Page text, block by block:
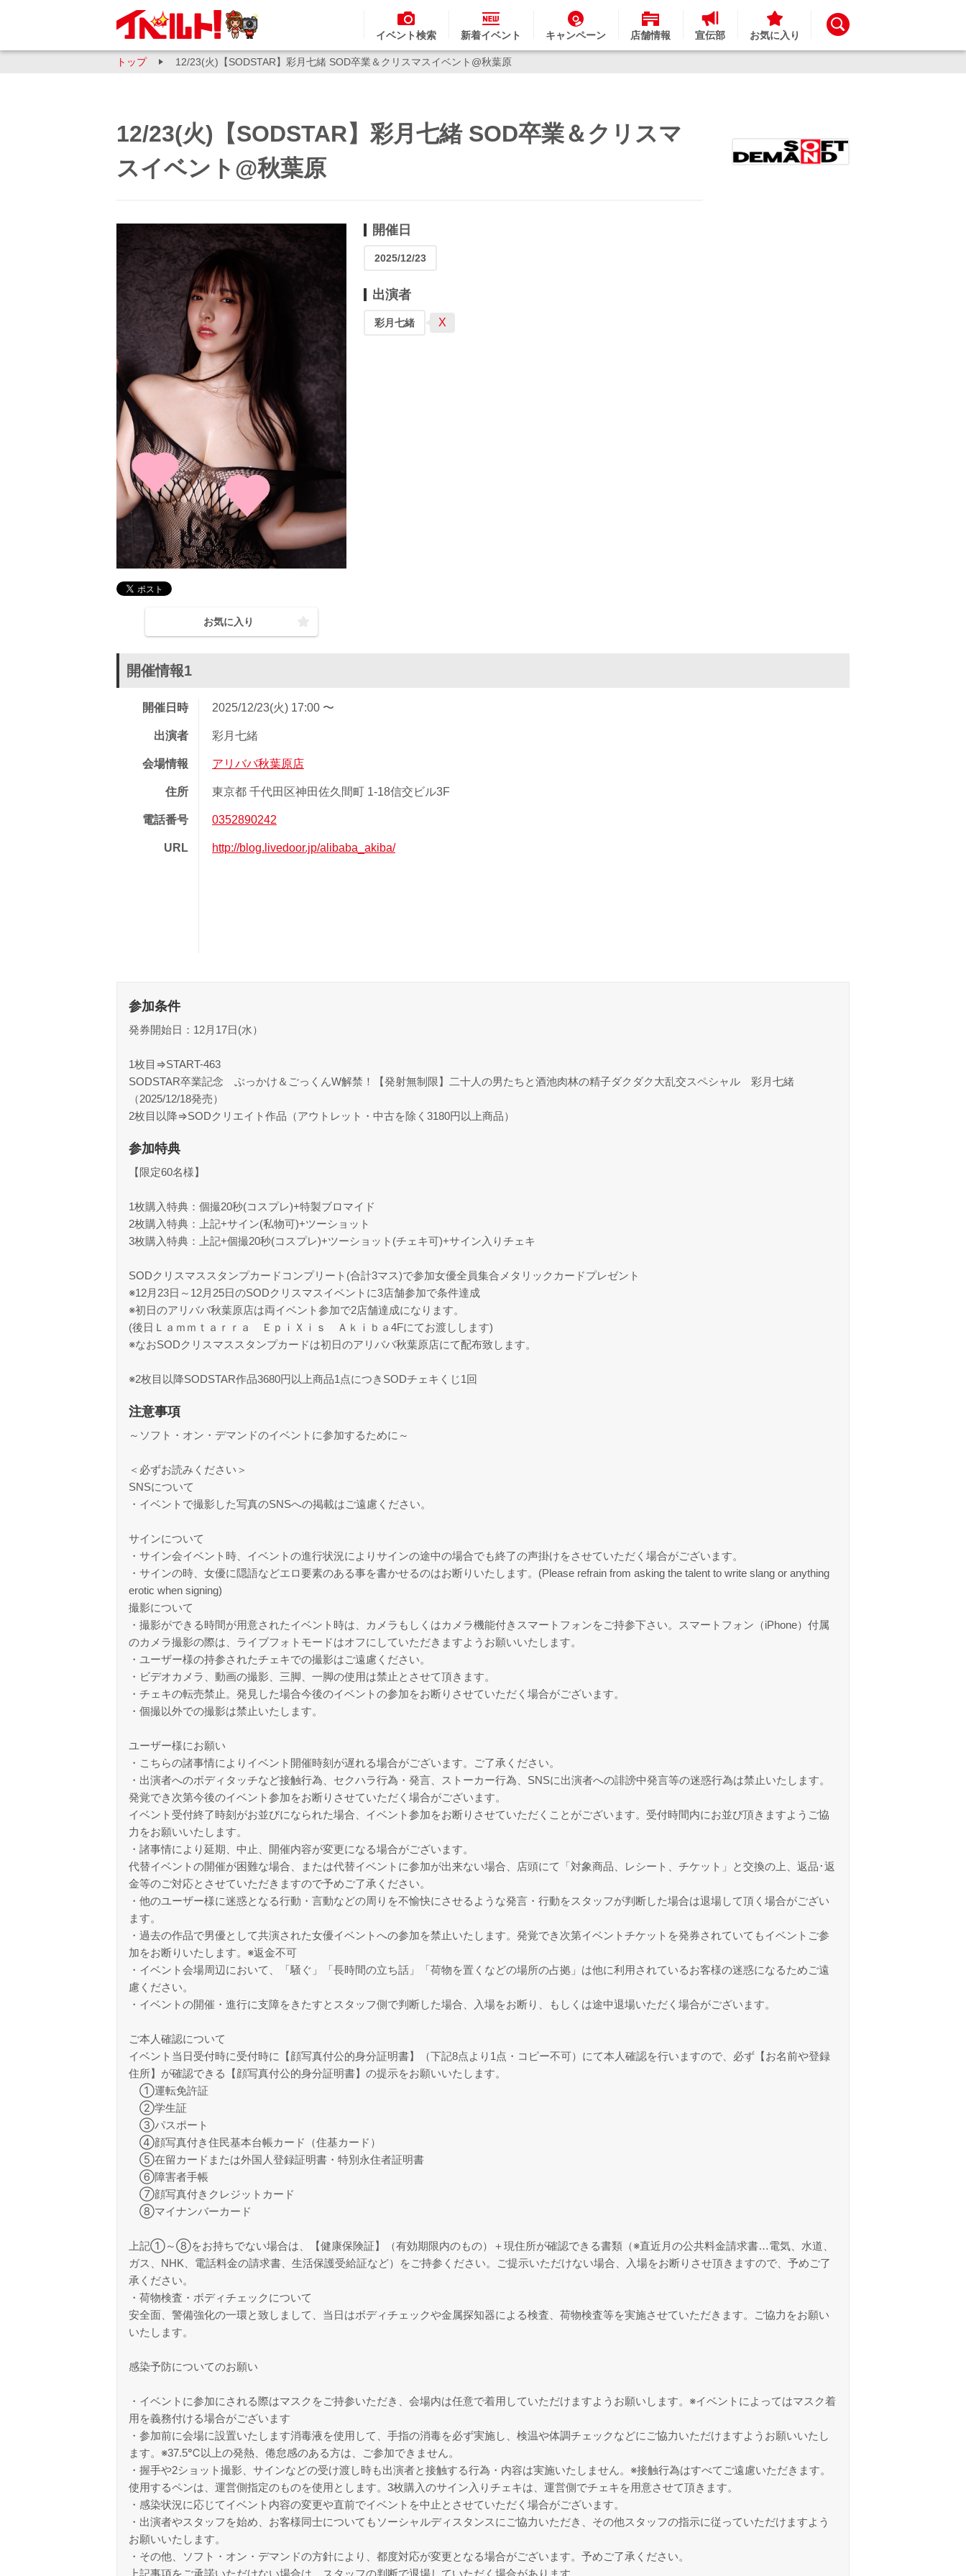
イベント検索 新着イベント キャンペーン 店舗情報 宣伝部 お気に入り
トップ 12/23(火)【SODSTAR】彩月七緒 SOD卒業＆クリスマスイベント@秋葉原
12/23(火)【SODSTAR】彩月七緒 SOD卒業＆クリスマ
スイベント@秋葉原
お気に入り
開催日
2025/12/23
出演者
彩月七緒 X
開催情報1
開催日時 2025/12/23(火) 17:00 〜
出演者 彩月七緒
会場情報 アリババ秋葉原店
住所 東京都 千代田区神田佐久間町 1-18信交ビル3F
電話番号 0352890242
URL http://blog.livedoor.jp/alibaba_akiba/
参加条件
発券開始日：12月17日(水）
1枚目⇒START-463
SODSTAR卒業記念 ぶっかけ＆ごっくんW解禁！【発射無制限】二十人の男たちと酒池肉林の精子ダクダク大乱交スペシャル 彩月七緒
（2025/12/18発売）
2枚目以降⇒SODクリエイト作品（アウトレット・中古を除く3180円以上商品）
参加特典
【限定60名様】
1枚購入特典：個撮20秒(コスプレ)+特製ブロマイド
2枚購入特典：上記+サイン(私物可)+ツーショット
3枚購入特典：上記+個撮20秒(コスプレ)+ツーショット(チェキ可)+サイン入りチェキ
SODクリスマススタンプカードコンプリート(合計3マス)で参加女優全員集合メタリックカードプレゼント
※12月23日～12月25日のSODクリスマスイベントに3店舗参加で条件達成
※初日のアリババ秋葉原店は両イベント参加で2店舗達成になります。
(後日Ｌａｍｍｔａｒｒａ ＥｐｉＸｉｓ Ａｋｉｂａ4Fにてお渡しします)
※なおSODクリスマススタンプカードは初日のアリババ秋葉原店にて配布致します。
※2枚目以降SODSTAR作品3680円以上商品1点につきSODチェキくじ1回
注意事項
～ソフト・オン・デマンドのイベントに参加するために～
＜必ずお読みください＞
SNSについて
・イベントで撮影した写真のSNSへの掲載はご遠慮ください。
サインについて
・サイン会イベント時、イベントの進行状況によりサインの途中の場合でも終了の声掛けをさせていただく場合がございます。
・サインの時、女優に隠語などエロ要素のある事を書かせるのはお断りいたします。(Please refrain from asking the talent to write slang or anything
erotic when signing)
撮影について
・撮影ができる時間が用意されたイベント時は、カメラもしくはカメラ機能付きスマートフォンをご持参下さい。スマートフォン（iPhone）付属
のカメラ撮影の際は、ライブフォトモードはオフにしていただきますようお願いいたします。
・ユーザー様の持参されたチェキでの撮影はご遠慮ください。
・ビデオカメラ、動画の撮影、三脚、一脚の使用は禁止とさせて頂きます。
・チェキの転売禁止。発見した場合今後のイベントの参加をお断りさせていただく場合がございます。
・個撮以外での撮影は禁止いたします。
ユーザー様にお願い
・こちらの諸事情によりイベント開催時刻が遅れる場合がございます。ご了承ください。
・出演者へのボディタッチなど接触行為、セクハラ行為・発言、ストーカー行為、SNSに出演者への誹謗中発言等の迷惑行為は禁止いたします。
発覚でき次第今後のイベント参加をお断りさせていただく場合がございます。
イベント受付終了時刻がお並びになられた場合、イベント参加をお断りさせていただくことがございます。受付時間内にお並び頂きますようご協
力をお願いいたします。
・諸事情により延期、中止、開催内容が変更になる場合がございます。
代替イベントの開催が困難な場合、または代替イベントに参加が出来ない場合、店頭にて「対象商品、レシート、チケット」と交換の上、返品･返
金等のご対応とさせていただきますので予めご了承ください。
・他のユーザー様に迷惑となる行動・言動などの周りを不愉快にさせるような発言・行動をスタッフが判断した場合は退場して頂く場合がござい
ます。
・過去の作品で男優として共演された女優イベントへの参加を禁止いたします。発覚でき次第イベントチケットを発券されていてもイベントご参
加をお断りいたします。※返金不可
・イベント会場周辺において、「騒ぐ」「長時間の立ち話」「荷物を置くなどの場所の占拠」は他に利用されているお客様の迷惑になるためご遠
慮ください。
・イベントの開催・進行に支障をきたすとスタッフ側で判断した場合、入場をお断り、もしくは途中退場いただく場合がございます。
ご本人確認について
イベント当日受付時に受付時に【顔写真付公的身分証明書】（下記8点より1点・コピー不可）にて本人確認を行いますので、必ず【お名前や登録
住所】が確認できる【顔写真付公的身分証明書】の提示をお願いいたします。
①運転免許証
②学生証
③パスポート
④顔写真付き住民基本台帳カード（住基カード）
⑤在留カードまたは外国人登録証明書・特別永住者証明書
⑥障害者手帳
⑦顔写真付きクレジットカード
⑧マイナンバーカード
上記①～⑧をお持ちでない場合は、【健康保険証】（有効期限内のもの）＋現住所が確認できる書類（※直近月の公共料金請求書…電気、水道、
ガス、NHK、電話料金の請求書、生活保護受給証など）をご持参ください。ご提示いただけない場合、入場をお断りさせ頂きますので、予めご了
承ください。
・荷物検査・ボディチェックについて
安全面、警備強化の一環と致しまして、当日はボディチェックや金属探知器による検査、荷物検査等を実施させていただきます。ご協力をお願い
いたします。
感染予防についてのお願い
・イベントに参加にされる際はマスクをご持参いただき、会場内は任意で着用していただけますようお願いします。※イベントによってはマスク着
用を義務付ける場合がございます
・参加前に会場に設置いたします消毒液を使用して、手指の消毒を必ず実施し、検温や体調チェックなどにご協力いただけますようお願いいたし
ます。※37.5℃以上の発熱、倦怠感のある方は、ご参加できません。
・握手や2ショット撮影、サインなどの受け渡し時も出演者と接触する行為・内容は実施いたしません。※接触行為はすべてご遠慮いただきます。
使用するペンは、運営側指定のものを使用とします。3枚購入のサイン入りチェキは、運営側でチェキを用意させて頂きます。
・感染状況に応じてイベント内容の変更や直前でイベントを中止とさせていただく場合がございます。
・出演者やスタッフを始め、お客様同士についてもソーシャルディスタンスにご協力いただき、その他スタッフの指示に従っていただけますよう
お願いいたします。
・その他、ソフト・オン・デマンドの方針により、都度対応が変更となる場合がございます。予めご了承ください。
上記事項をご承諾いただけない場合は、スタッフの判断で退場していただく場合があります。